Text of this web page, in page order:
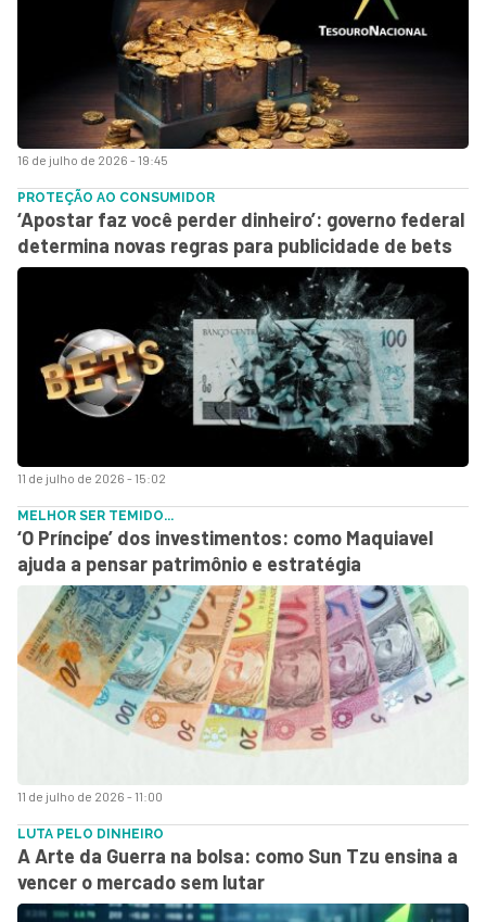
16 de julho de 2026 - 19:45
11 de julho de 2026 - 15:02
PROTEÇÃO AO CONSUMIDOR
‘Apostar faz você perder dinheiro’: governo federal
determina novas regras para publicidade de bets
11 de julho de 2026 - 11:00
MELHOR SER TEMIDO...
‘O Príncipe’ dos investimentos: como Maquiavel
ajuda a pensar patrimônio e estratégia
LUTA PELO DINHEIRO
A Arte da Guerra na bolsa: como Sun Tzu ensina a
vencer o mercado sem lutar